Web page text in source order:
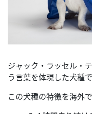
ジャック・ラッセル・
う言葉を体現した犬種で
この犬種の特徴を海外